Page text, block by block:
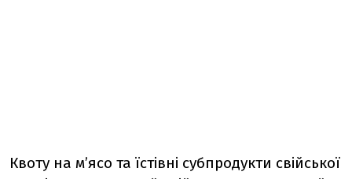
Квоту на м’ясо та їстівні субпродукти свійської